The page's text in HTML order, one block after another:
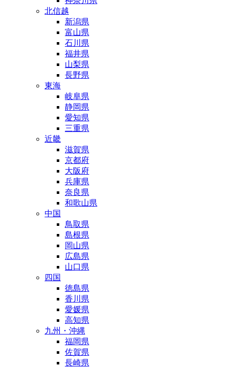
北信越
新潟県
富山県
石川県
福井県
山梨県
長野県
東海
岐阜県
静岡県
愛知県
三重県
近畿
滋賀県
京都府
大阪府
兵庫県
奈良県
和歌山県
中国
鳥取県
島根県
岡山県
広島県
山口県
四国
徳島県
香川県
愛媛県
高知県
九州・沖縄
福岡県
佐賀県
長崎県